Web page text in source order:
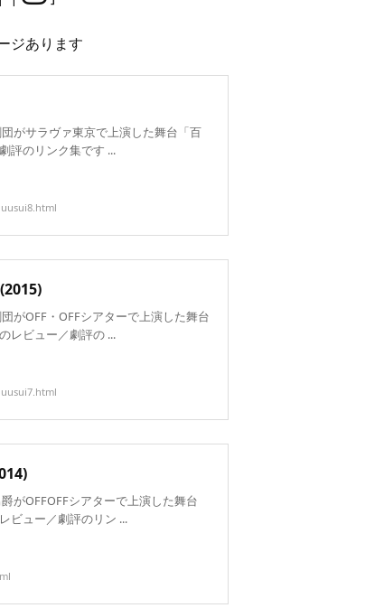
ジあります
がサラヴァ東京で上演した舞台「百
評のリンク集です ...
がOFF・OFFシアターで上演した舞台
レビュー／劇評の ...
がOFFOFFシアターで上演した舞台
ビュー／劇評のリン ...